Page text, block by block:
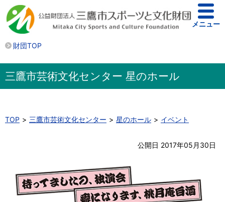
財団TOP
メニュー
三鷹市芸術文化センター 星のホール
TOP 三鷹市芸術文化センター 星のホール イベント
公開日 2017年05月30日